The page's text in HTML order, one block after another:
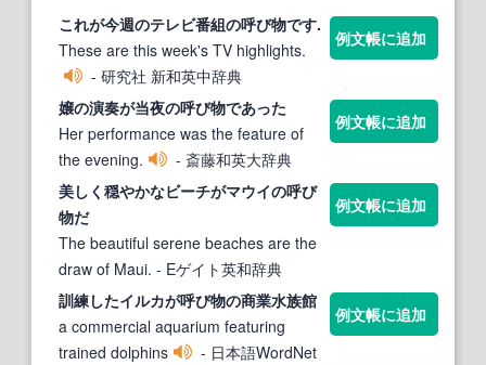
これが今週のテレビ番組の呼び物です.
These are this week's TV highlights.
- 研究社 新和英中辞典
例文帳に追加
嬢の演奏が当夜の呼び物であった
Her performance was the feature of
the evening.
- 斎藤和英大辞典
例文帳に追加
美しく穏やかなビーチがマウイの呼び
物だ
The beautiful serene beaches are the
draw of Maui. - Eゲイト英和辞典
例文帳に追加
訓練したイルカが呼び物の商業水族館
a commercial aquarium featuring
trained dolphins
- 日本語WordNet
例文帳に追加